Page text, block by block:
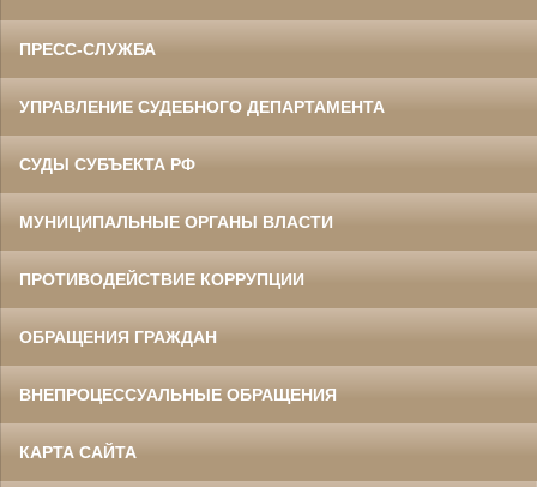
ПРЕСС-СЛУЖБА
УПРАВЛЕНИЕ СУДЕБНОГО ДЕПАРТАМЕНТА
СУДЫ СУБЪЕКТА РФ
МУНИЦИПАЛЬНЫЕ ОРГАНЫ ВЛАСТИ
ПРОТИВОДЕЙСТВИЕ КОРРУПЦИИ
ОБРАЩЕНИЯ ГРАЖДАН
ВНЕПРОЦЕССУАЛЬНЫЕ ОБРАЩЕНИЯ
КАРТА САЙТА